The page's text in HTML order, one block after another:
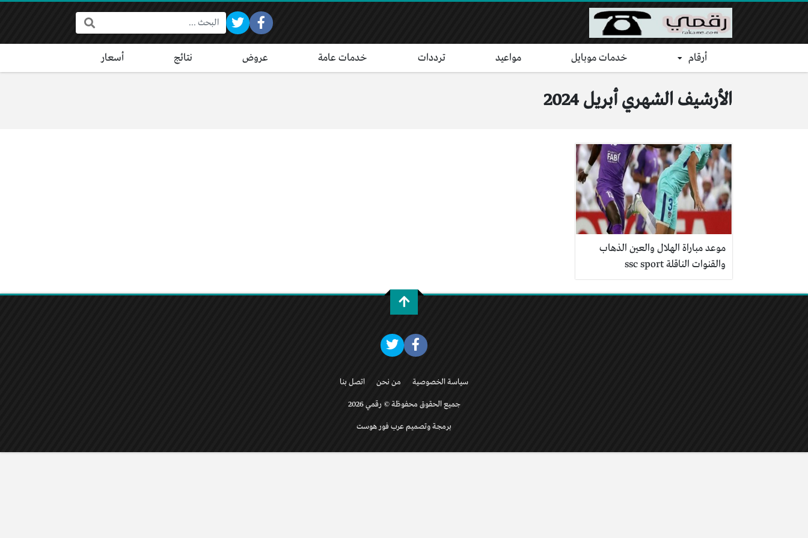
البحث:
أرقام خدمات موبايل مواعيد ترددات خدمات عامة عروض نتائج أسعار
الأرشيف الشهري أبريل 2024
موعد مباراة الهلال والعين الذهاب
والقنوات الناقلة ssc sport
سياسة الخصوصية من نحن اتصل بنا
جميع الحقوق محفوظة © رقمي 2026
برمجة وتصميم عرب فور هوست